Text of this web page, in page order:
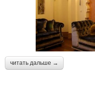
читать дальше →